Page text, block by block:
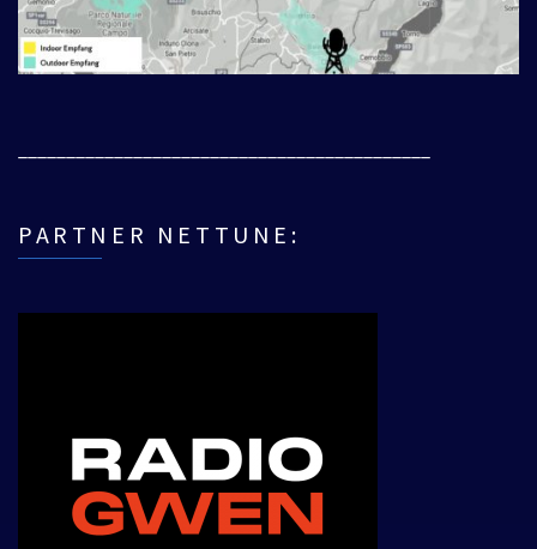
PARTNER NETTUNE: